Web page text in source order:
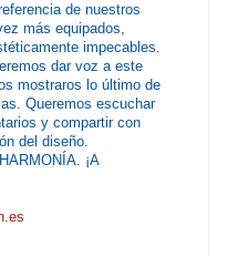
de nuestros
más equipados,
impecables.
dar voz a este
mostraros lo último de
Queremos escuchar
y compartir con
del diseño.
¡A